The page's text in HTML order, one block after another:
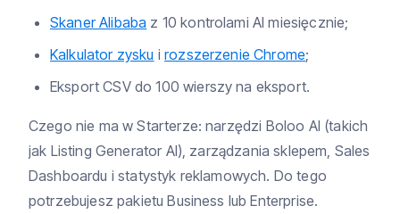
Skaner Alibaba z 10 kontrolami AI miesięcznie;
Kalkulator zysku irozszerzenie Chrome;
Eksport CSV do 100 wierszy na eksport.
Czego nie ma w Starterze: narzędzi Boloo AI (takich
jak Listing Generator AI), zarządzania sklepem, Sales
Dashboardu i statystyk reklamowych. Do tego
potrzebujesz pakietu Business lub Enterprise.